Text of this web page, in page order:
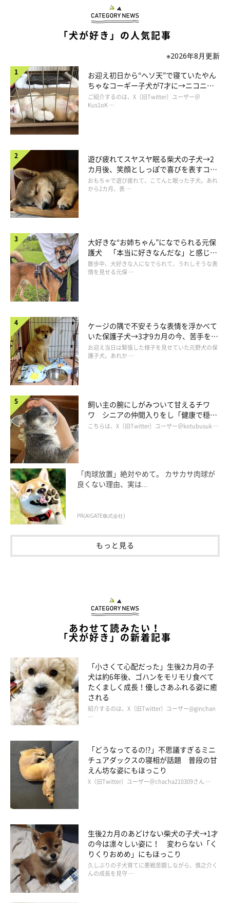
つんつん。
@kurizo_chow
つんつん触ってとマイペースに遊ぶくり蔵くん。おもちゃだとは
気付いているみたいだけど、それはそれで楽しそう？
その後、おもちゃの口からおやつが出てきたのですが、それには
すぐに飛びついて反応するのでした（笑）
この投稿をInstagramで見る
くり蔵 🐾 チャウチャウ(@kurizo_chow)がシェアした投稿
★Instagram、Twitterで「#いぬのきもち」「#いぬのきもち部」
参照／Instagram（@kurizo_chow
文／二宮ねこむ
「犬が好き」の人気記事
※2026年8月更新
お迎え初日から“ヘソ天”で寝ていたやん
ちゃなコーギー子犬が7才に→ニコニ
コ“コーギースマイル”が魅力のコに成
長！
ご紹介するのは、X（旧Twitter）ユーザー＠
Kus1oK …
遊び疲れてスヤスヤ眠る柴犬の子犬→2
カ月後、笑顔としっぽで喜びを表すコに
成長！
おもちゃで遊び疲れて、こてんと眠った子犬。あれ
から2カ月、表 …
大好きな“お姉ちゃん”になでられる元保
護犬 「本当に好きなんだな」と感じる
表情にほっこり
散歩中、大好きな人になでられて、うれしそうな表
情を見せる元保 …
ケージの隅で不安そうな表情を浮かべて
いた保護子犬→3才9カ月の今、苦手を克
服し頼もしいコに成長！
お迎え当日は緊張した様子を見せていた元野犬の保
護子犬。あれか …
飼い主の腕にしがみついて甘えるチワ
ワ シニアの仲間入りをし「健康で穏や
かな暮らしが続いてほしい」と願う
こちらは、X（旧Twitter）ユーザー＠kotubusuk …
「肉球放置」絶対やめて。 カサカサ肉球が
良くない理由、実は...
PR(AIGATE株式会社)
もっと見る
あわせて読みたい！
「犬が好き」の新着記事
「小さくて心配だった」生後2カ月の子
犬は約6年後、ゴハンをモリモリ食べて
たくましく成長！優しさあふれる姿に癒
される
紹介するのは、X（旧Twitter）ユーザー@ginchan
…
「どうなってるの!?」不思議すぎるミニ
チュアダックスの寝相が話題 普段の甘
えん坊な姿にもほっこり
X（旧Twitter）ユーザー＠chacha210309さん …
生後2カ月のあどけない柴犬の子犬→1才
の今は凛々しい姿に！ 変わらない「く
りくりおめめ」にもほっこり
久しぶりの子犬育てに悪戦苦闘しながら、慎之介く
んの成長を見守 …